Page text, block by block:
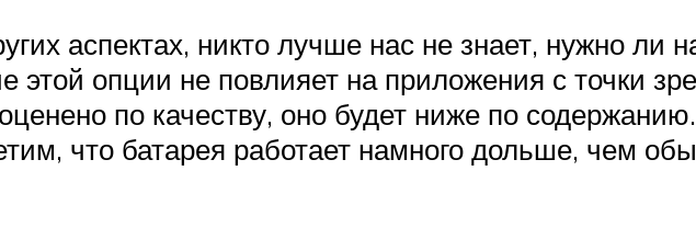
аспектах, никто лучше нас не знает, нужно ли
этой опции не повлияет на приложения с точки
по качеству, оно будет ниже по
что батарея работает намного дольше, чем